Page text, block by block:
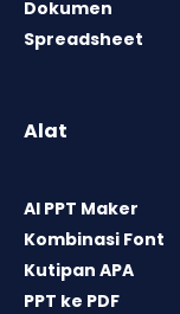
Dokumen
Spreadsheet
Alat
AI PPT Maker
Kombinasi Font
Kutipan APA
PPT ke PDF